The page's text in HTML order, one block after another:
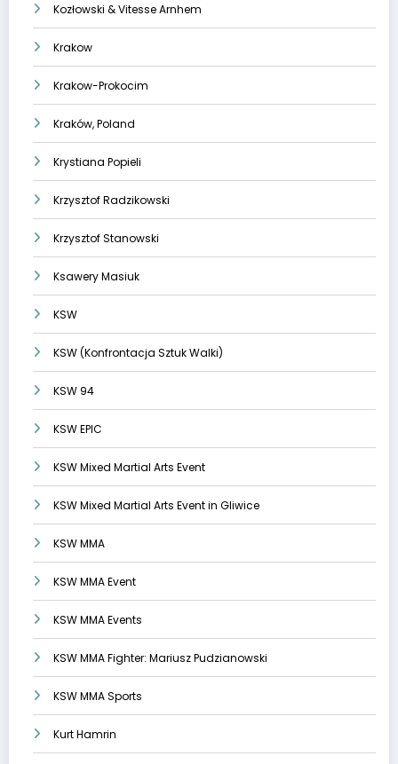
Kozłowski & Vitesse Arnhem
Krakow
Krakow-Prokocim
Kraków, Poland
Krystiana Popieli
Krzysztof Radzikowski
Krzysztof Stanowski
Ksawery Masiuk
KSW
KSW (Konfrontacja Sztuk Walki)
KSW 94
KSW EPIC
KSW Mixed Martial Arts Event
KSW Mixed Martial Arts Event in Gliwice
KSW MMA
KSW MMA Event
KSW MMA Events
KSW MMA Fighter: Mariusz Pudzianowski
KSW MMA Sports
Kurt Hamrin